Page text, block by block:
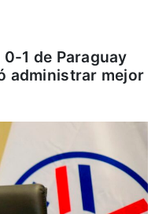
1 de Paraguay
administrar mejor